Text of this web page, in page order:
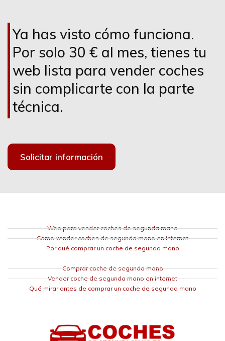
Ya has visto cómo funciona.
Por solo 30 € al mes, tienes tu
web lista para vender coches
sin complicarte con la parte
técnica.
Solicitar información
Web para vender coches de segunda mano
Cómo vender coches de segunda mano en internet
Por qué comprar un coche de segunda mano
Comprar coche de segunda mano
Vender coche de segunda mano en internet
Qué mirar antes de comprar un coche de segunda mano